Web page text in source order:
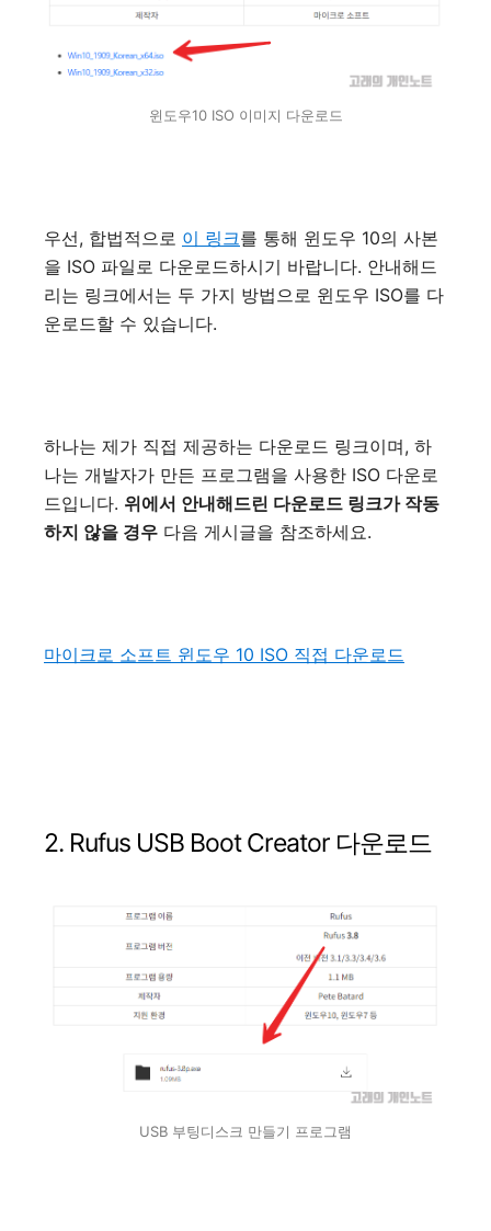
윈도우10 ISO 이미지 다운로드
우선, 합법적으로 이 링크를 통해 윈도우 10의 사본
을 ISO 파일로 다운로드하시기 바랍니다. 안내해드
리는 링크에서는 두 가지 방법으로 윈도우 ISO를 다
운로드할 수 있습니다.
하나는 제가 직접 제공하는 다운로드 링크이며, 하
나는 개발자가 만든 프로그램을 사용한 ISO 다운로
드입니다. 위에서 안내해드린 다운로드 링크가 작동
하지 않을 경우 다음 게시글을 참조하세요.
마이크로 소프트 윈도우 10 ISO 직접 다운로드
2. Rufus USB Boot Creator 다운로드
USB 부팅디스크 만들기 프로그램